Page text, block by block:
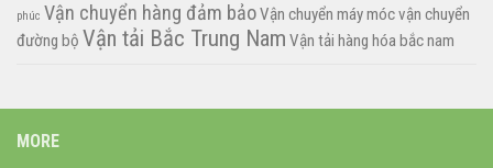
phúc Vận chuyển hàng đảm bảoVận chuyển máy mócvận chuyển
đường bộ Vận tải Bắc Trung Nam Vận tải hàng hóa bắc nam
MORE